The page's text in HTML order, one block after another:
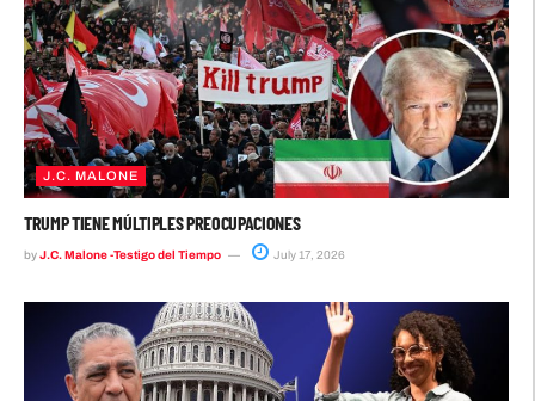
J.C. MALONE
TRUMP TIENE MÚLTIPLES PREOCUPACIONES
byJ.C. Malone -Testigo del Tiempo July 17, 2026